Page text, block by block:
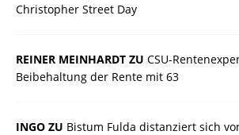
Christopher Street Day
REINER MEINHARDT ZU CSU-
Beibehaltung der Rente mit 63
INGO ZU Bistum Fulda distanziert sich